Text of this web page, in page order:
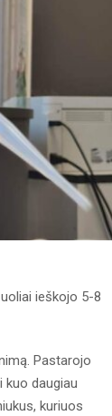
ieškojo 5-8
Pastarojo
kuo daugiau
kuriuos